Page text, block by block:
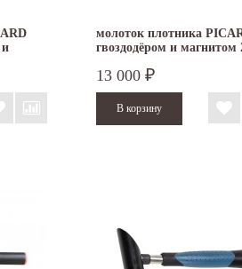
и
молоток плотника
гвоздодёром и магнитом
13 000 ₽